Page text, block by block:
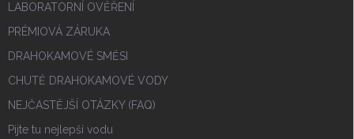
LABORATORNÍ OVĚŘENÍ
PRÉMIOVÁ ZÁRUKA
DRAHOKAMOVÉ SMĚSI
CHUTĚ DRAHOKAMOVÉ VODY
NEJČASTĚJŠÍ OTÁZKY (FAQ)
Pijte tu nejlepší vodu